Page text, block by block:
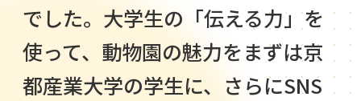
でした。大学生の「伝える力」を
使って、動物園の魅力をまずは京
都産業大学の学生に、さらにSNS